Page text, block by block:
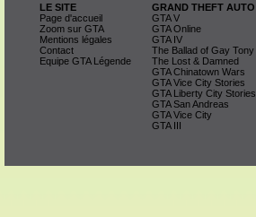
LE SITE
Page d'accueil
Zoom sur GTA
Mentions légales
Contact
Equipe GTA Légende
GRAND THEFT AUTO
GTA V
GTA Online
GTA IV
The Ballad of Gay Tony
The Lost & Damned
GTA Chinatown Wars
GTA Vice City Stories
GTA Liberty City Stories
GTA San Andreas
GTA Vice City
GTA III